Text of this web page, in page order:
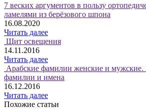
7 веских аргументов в пользу
ламелями из берёзового шпона
16.08.2020
Читать далее
Щит освещения
14.11.2016
Читать далее
Арабские фамилии женские и мужские.
фамилии и имена
16.12.2016
Читать далее
Похожие статьи